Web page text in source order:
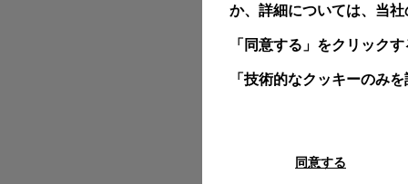
か、詳細については、当社
「同意する」をクリック
「技術的なクッキーのみ
同意する